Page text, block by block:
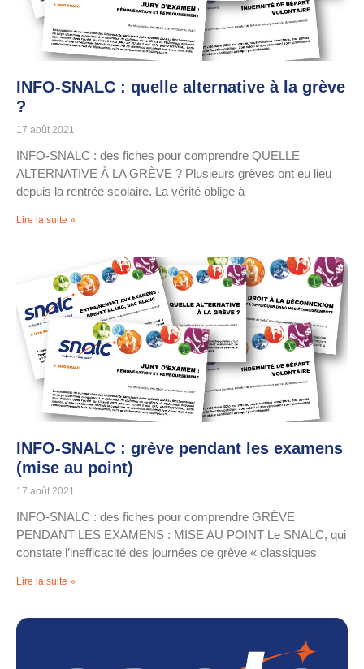
INFO-SNALC : quelle alternative à la grève
?
17 août 2021
INFO-SNALC : des fiches pour comprendre QUELLE
ALTERNATIVE À LA GRÈVE ? Plusieurs grèves ont eu lieu
depuis la rentrée scolaire. La vérité oblige à
Lire la suite »
INFO-SNALC : grève pendant les examens
(mise au point)
17 août 2021
INFO-SNALC : des fiches pour comprendre GRÈVE
PENDANT LES EXAMENS : MISE AU POINT Le SNALC, qui
constate l’inefficacité des journées de grève « classiques
Lire la suite »